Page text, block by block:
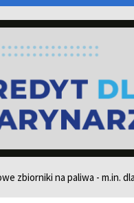
zbiorniki na paliwa - m.in.